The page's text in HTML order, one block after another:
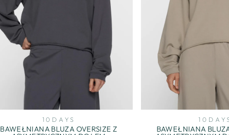
10DAYS
BAWEŁNIANA BLUZA OVERSIZE Z BAWEŁNIANA